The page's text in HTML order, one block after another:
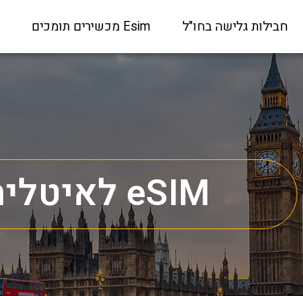
חבילות גלישה בחו"ל Esim מכשירים תומכים
eSIM לאיטליה